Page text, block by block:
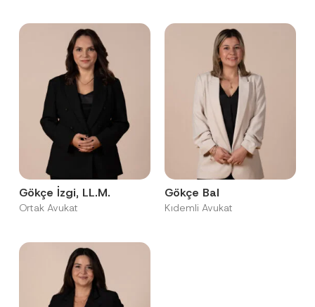
Gökçe İzgi, LL.M.
Ortak Avukat
Gökçe Bal
Kıdemli Avukat